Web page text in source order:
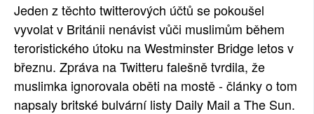
Jeden z těchto twitterových účtů se pokoušel
vyvolat v Británii nenávist vůči muslimům během
teroristického útoku na Westminster Bridge letos v
březnu. Zpráva na Twitteru falešně tvrdila, že
muslimka ignorovala oběti na mostě - články o tom
napsaly britské bulvární listy Daily Mail a The Sun.